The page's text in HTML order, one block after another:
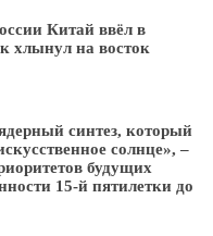
Китай ввёл в
хлынул на восток
синтез, который
солнце», –
будущих
15-й пятилетки до